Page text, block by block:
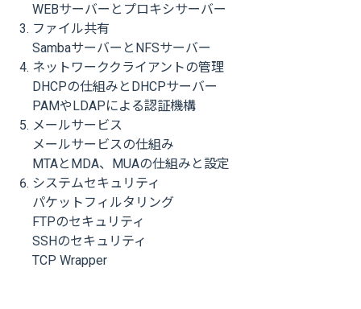
WEBサーバーとプロキシサーバー
ファイル共有
SambaサーバーとNFSサーバー
ネットワーククライアントの管理
DHCPの仕組みとDHCPサーバー
PAMやLDAPによる認証機構
メールサービス
メールサービスの仕組み
MTAとMDA、MUAの仕組みと設定
システムセキュリティ
パケットフィルタリング
FTPのセキュリティ
SSHのセキュリティ
TCP Wrapper